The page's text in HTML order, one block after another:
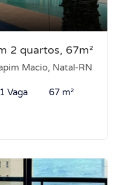
2 quartos, 67m²
Macio, Natal-RN
1 Vaga 67 m²